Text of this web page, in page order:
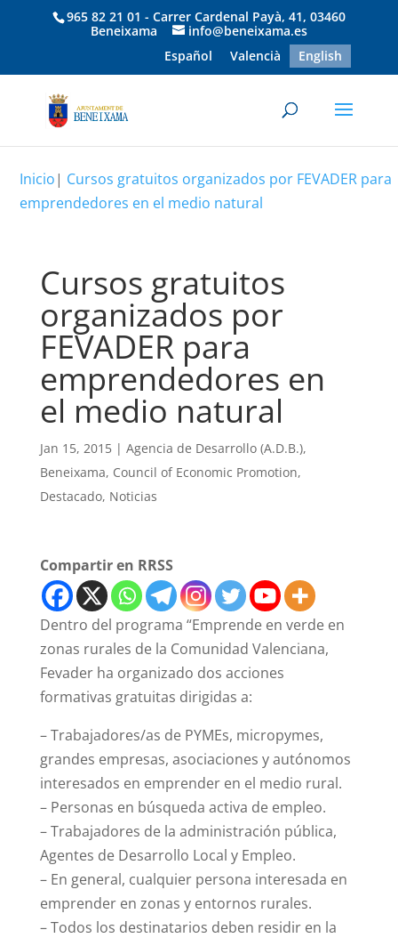
965 82 21 01 - Carrer Cardenal Payà, 41, 03460
Beneixama
info@beneixama.es
Español
Valencià English
Inicio| Cursos gratuitos organizados por FEVADER para
emprendedores en el medio natural
Cursos gratuitos
organizados por
FEVADER para
emprendedores en
el medio natural
Jan 15, 2015| Agencia de Desarrollo (A.D.B.),
Beneixama, Council of Economic Promotion,
Destacado, Noticias
Compartir en RRSS
Dentro del programa “Emprende en verde en
zonas rurales de la Comunidad Valenciana,
Fevader ha organizado dos acciones
formativas gratuitas dirigidas a:
– Trabajadores/as de PYMEs, micropymes,
grandes empresas, asociaciones y autónomos
interesados en emprender en el medio rural.
– Personas en búsqueda activa de empleo.
– Trabajadores de la administración pública,
Agentes de Desarrollo Local y Empleo.
– En general, cualquier persona interesada en
emprender en zonas y entornos rurales.
– Todos los destinatarios deben residir en la